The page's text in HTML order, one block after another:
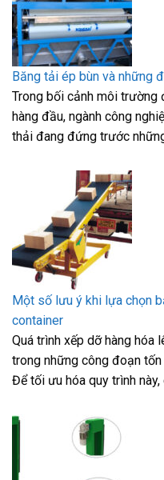
Băng tải ép bùn và những
Trong bối cảnh môi trường
hàng đầu, ngành công
thải đang đứng trước
Một số lưu ý khi lựa chọn
container
Quá trình xếp dỡ hàng hóa
trong những công đoạn
Để tối ưu hóa quy trình này,